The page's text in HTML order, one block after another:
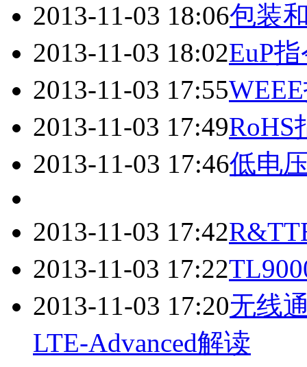
2013-11-03 18:06包装
2013-11-03 18:02EuP
2013-11-03 17:55
2013-11-03 17:49RoHS
2013-11-03 17:46低电
2013-11-03 17:42
2013-11-03 17:22
2013-11-03 17:20无线
LTE-Advanced解读